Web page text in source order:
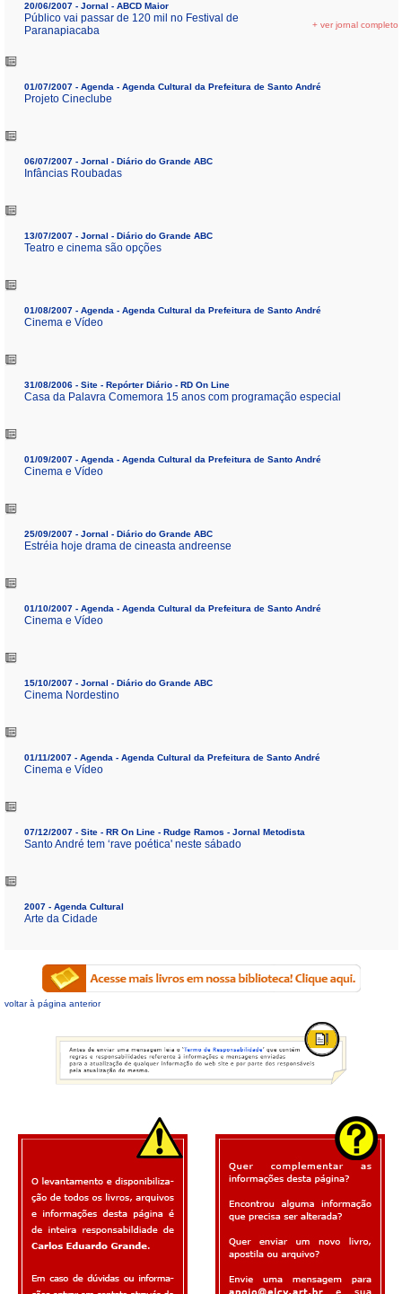
20/06/2007 - Jornal - ABCD Maior
Público vai passar de 120 mil no Festival de
Paranapiacaba
+ ver jornal completo
01/07/2007 - Agenda - Agenda Cultural da Prefeitura de Santo André
Projeto Cineclube
06/07/2007 - Jornal - Diário do Grande ABC
Infâncias Roubadas
13/07/2007 - Jornal - Diário do Grande ABC
Teatro e cinema são opções
01/08/2007 - Agenda - Agenda Cultural da Prefeitura de Santo André
Cinema e Vídeo
31/08/2006 - Site - Repórter Diário - RD On Line
Casa da Palavra Comemora 15 anos com programação especial
01/09/2007 - Agenda - Agenda Cultural da Prefeitura de Santo André
Cinema e Vídeo
25/09/2007 - Jornal - Diário do Grande ABC
Estréia hoje drama de cineasta andreense
01/10/2007 - Agenda - Agenda Cultural da Prefeitura de Santo André
Cinema e Vídeo
15/10/2007 - Jornal - Diário do Grande ABC
Cinema Nordestino
01/11/2007 - Agenda - Agenda Cultural da Prefeitura de Santo André
Cinema e Vídeo
07/12/2007 - Site - RR On Line - Rudge Ramos - Jornal Metodista
Santo André tem ‘rave poética' neste sábado
2007 - Agenda Cultural
Arte da Cidade
voltar à página anterior